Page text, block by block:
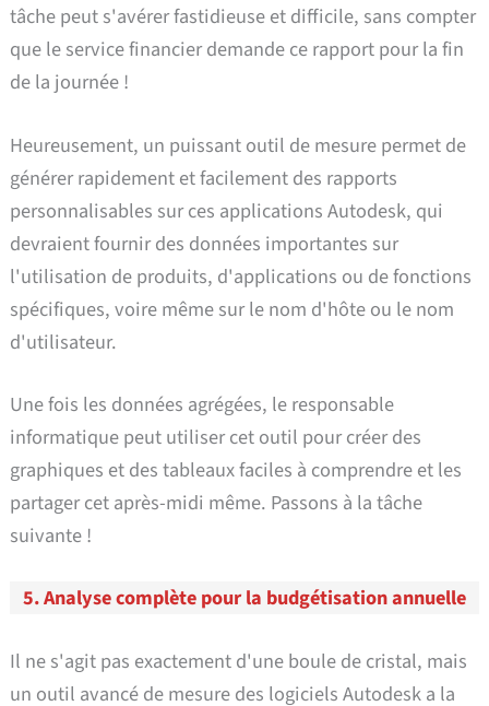
tâche peut s'avérer fastidieuse et difficile, sans compter
que le service financier demande ce rapport pour la fin
de la journée !
Heureusement, un puissant outil de mesure permet de
générer rapidement et facilement des rapports
personnalisables sur ces applications Autodesk, qui
devraient fournir des données importantes sur
l'utilisation de produits, d'applications ou de fonctions
spécifiques, voire même sur le nom d'hôte ou le nom
d'utilisateur.
Une fois les données agrégées, le responsable
informatique peut utiliser cet outil pour créer des
graphiques et des tableaux faciles à comprendre et les
partager cet après-midi même. Passons à la tâche
suivante !
5. Analyse complète pour la budgétisation annuelle
Il ne s'agit pas exactement d'une boule de cristal, mais
un outil avancé de mesure des logiciels Autodesk a la